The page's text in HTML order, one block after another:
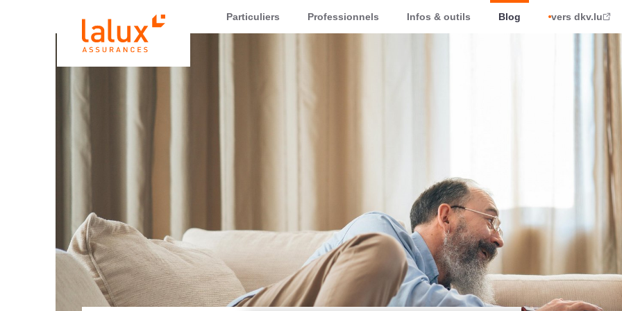
LALUX AssurancesParticuliers Professionnels Infos & outils Blog vers dkv.lu